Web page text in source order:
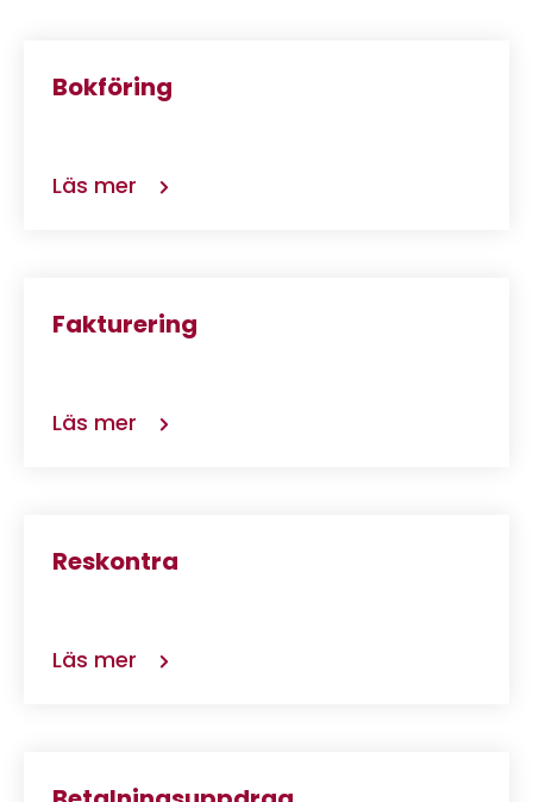
Bokföring
Läs mer
Fakturering
Läs mer
Reskontra
Läs mer